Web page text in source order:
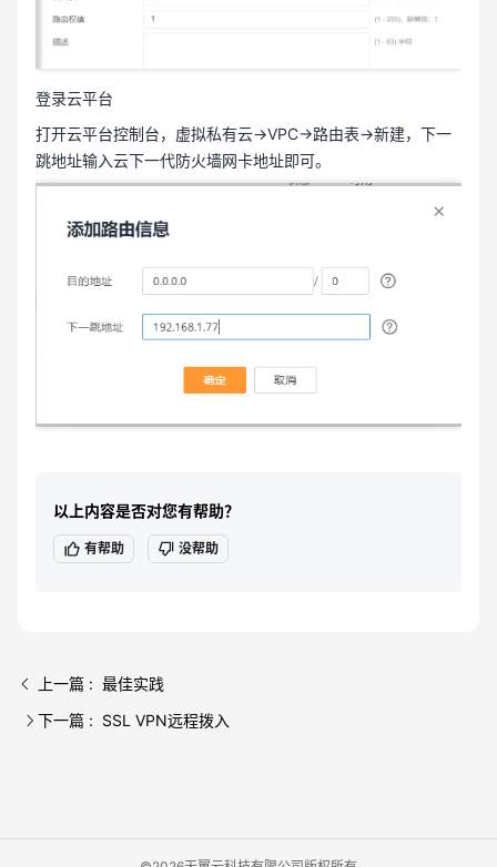
登录云平台
打开云平台控制台，虚拟私有云→VPC→路由表→新建，下一
跳地址输入云下一代防火墙网卡地址即可。
以上内容是否对您有帮助？
有帮助 没帮助
上一篇 : 最佳实践
下一篇 : SSL VPN远程拨入